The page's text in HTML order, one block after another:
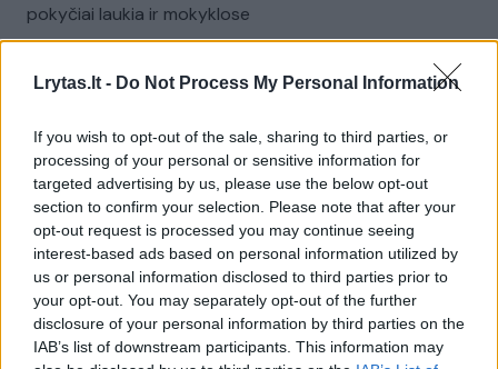
Lrytas.lt - Do Not Process My Personal Information
If you wish to opt-out of the sale, sharing to third parties, or
processing of your personal or sensitive information for
targeted advertising by us, please use the below opt-out
section to confirm your selection. Please note that after your
opt-out request is processed you may continue seeing
interest-based ads based on personal information utilized by
us or personal information disclosed to third parties prior to
your opt-out. You may separately opt-out of the further
disclosure of your personal information by third parties on the
IAB’s list of downstream participants. This information may
pokyčiai laukia ir mokyklose
Žiūrimiausi įrašai
00:00:30
Vaizdai iš tragiškos avarijos Vilniaus r.: dviejų moterų ir
vaiko gyvybių išgelbėti nepavyko